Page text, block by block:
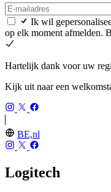
Ik wil
op elk moment afmelden.
Hartelijk dank voor uw
Kijk uit naar een
BE,nl
Logitech